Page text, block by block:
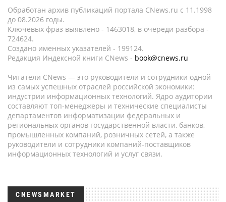
Обработан архив публикаций портала CNews.ru c 11.1998
до 08.2026 годы.
Ключевых фраз выявлено - 1463018, в очереди разбора -
724624.
Создано именных указателей - 199124.
Редакция Индексной книги CNews - book@cnews.ru
Читатели CNews — это руководители и сотрудники одной
из самых успешных отраслей российской экономики:
индустрии информационных технологий. Ядро аудитории
составляют топ-менеджеры и технические специалисты
департаментов информатизации федеральных и
региональных органов государственной власти, банков,
промышленных компаний, розничных сетей, а также
руководители и сотрудники компаний-поставщиков
информационных технологий и услуг связи.
CNEWSMARKET